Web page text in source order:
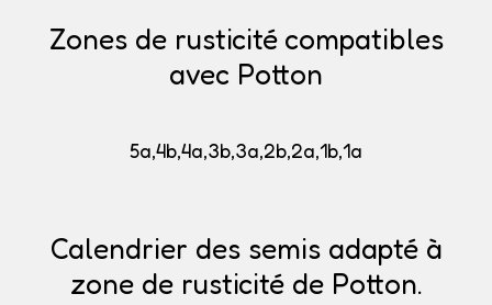
Zones de rusticité compatibles
avec Potton
5a,4b,4a,3b,3a,2b,2a,1b,1a
Calendrier des semis adapté à
zone de rusticité de Potton.